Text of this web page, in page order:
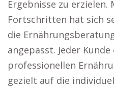
Ergebnisse zu
Fortschritten hat sich
die
angepasst. Jeder
professionellen
gezielt auf die